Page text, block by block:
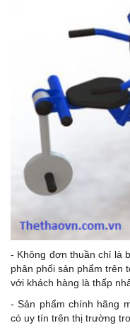
- Không đơn thuần chỉ là
phân phối sản phẩm trên
với khách hàng là thấp
- Sản phẩm chính hãng
có uy tín trên thị trường